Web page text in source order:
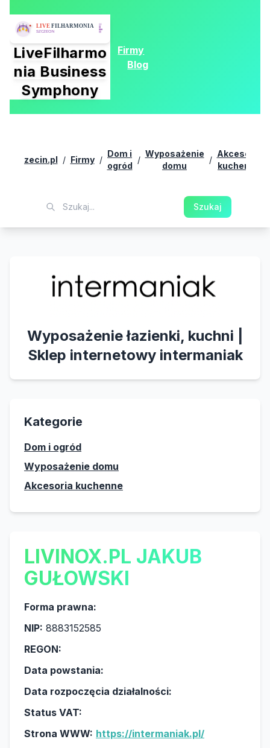
LiveFilharmo
nia Business
Symphony
Firmy
Blog
/ Firmy /
Dom i
ogród
/
Wyposażenie
domu
/
Akcesoria
kuchenne
Szukaj
Wyposażenie łazienki, kuchni |
Sklep internetowy intermaniak
Kategorie
Dom i ogród
Wyposażenie domu
Akcesoria kuchenne
LIVINOX.PL JAKUB
GUŁOWSKI
Forma prawna:
NIP: 8883152585
REGON:
Data powstania:
Data rozpoczęcia działalności:
Status VAT:
Strona WWW: https://intermaniak.pl/